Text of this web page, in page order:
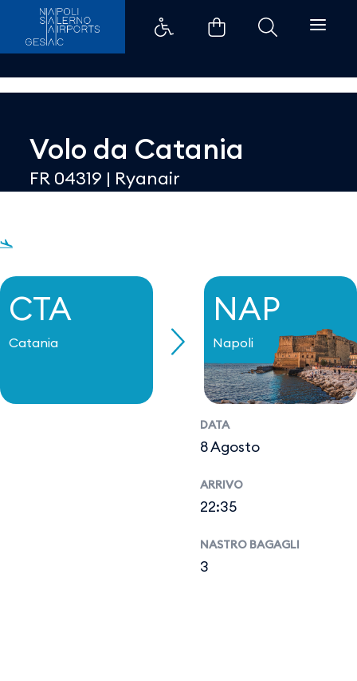
Dettaglio - Aeroporti di Napoli
Volo da Catania
FR 04319 | Ryanair
CTA
Catania
NAP
Napoli
DATA
8 Agosto
ARRIVO
22:35
NASTRO BAGAGLI
3